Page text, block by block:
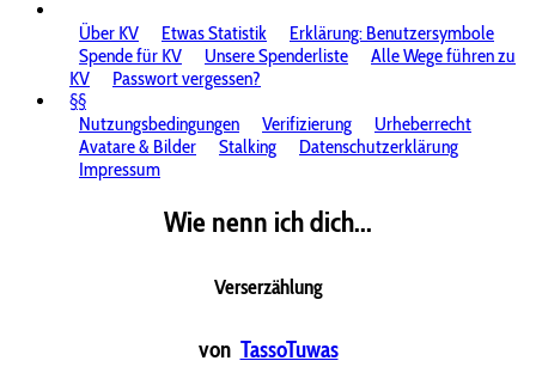
Über KV
Etwas Statistik
Erklärung: Benutzersymbole
Spende für KV
Unsere Spenderliste
Alle Wege führen zu
KV
Passwort vergessen?
§§
Nutzungsbedingungen
Verifizierung
Urheberrecht
Avatare & Bilder
Stalking
Datenschutzerklärung
Impressum
Wie nenn ich dich...
Verserzählung
von TassoTuwas